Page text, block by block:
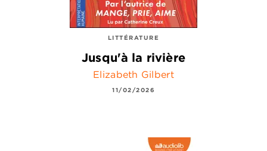
LITTÉRATURE
Jusqu'à la rivière
Elizabeth Gilbert
11/02/2026